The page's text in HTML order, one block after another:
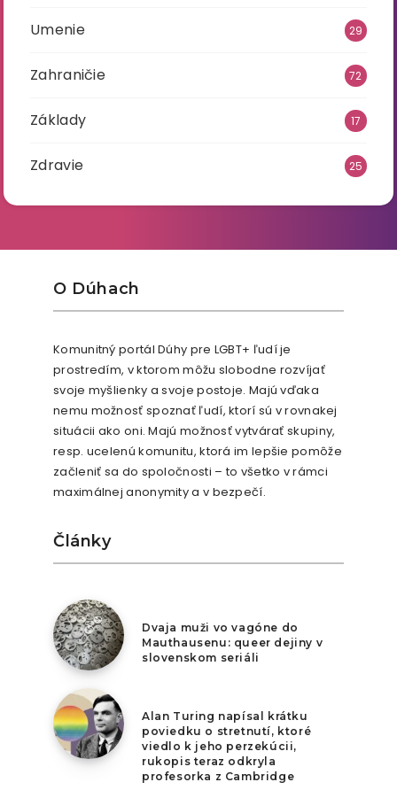
Umenie 29
Zahraničie 72
Základy 17
Zdravie 25
O Dúhach
Komunitný portál Dúhy pre LGBT+ ľudí je
prostredím, v ktorom môžu slobodne rozvíjať
svoje myšlienky a svoje postoje. Majú vďaka
nemu možnosť spoznať ľudí, ktorí sú v rovnakej
situácii ako oni. Majú možnosť vytvárať skupiny,
resp. ucelenú komunitu, ktorá im lepšie pomôže
začleniť sa do spoločnosti – to všetko v rámci
maximálnej anonymity a v bezpečí.
Články
Dvaja muži vo vagóne do
Mauthausenu: queer dejiny v
slovenskom seriáli
Alan Turing napísal krátku
poviedku o stretnutí, ktoré
viedlo k jeho perzekúcii,
rukopis teraz odkryla
profesorka z Cambridge